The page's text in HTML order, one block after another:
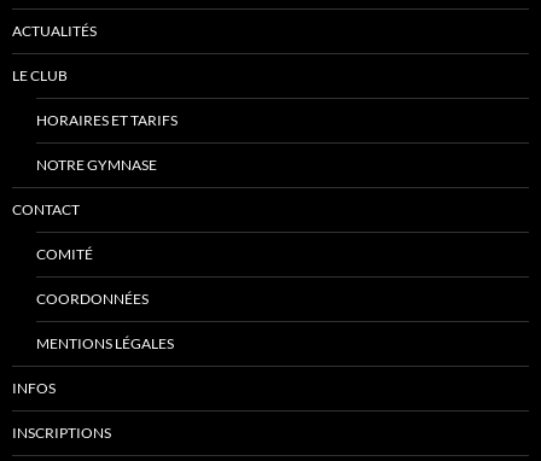
ACTUALITÉS
LE CLUB
HORAIRES ET TARIFS
NOTRE GYMNASE
CONTACT
COMITÉ
COORDONNÉES
MENTIONS LÉGALES
INFOS
INSCRIPTIONS